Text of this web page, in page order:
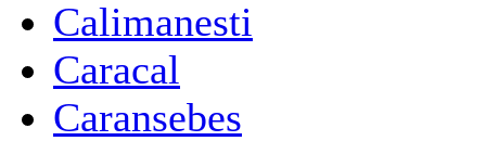
Calimanesti
Caracal
Caransebes